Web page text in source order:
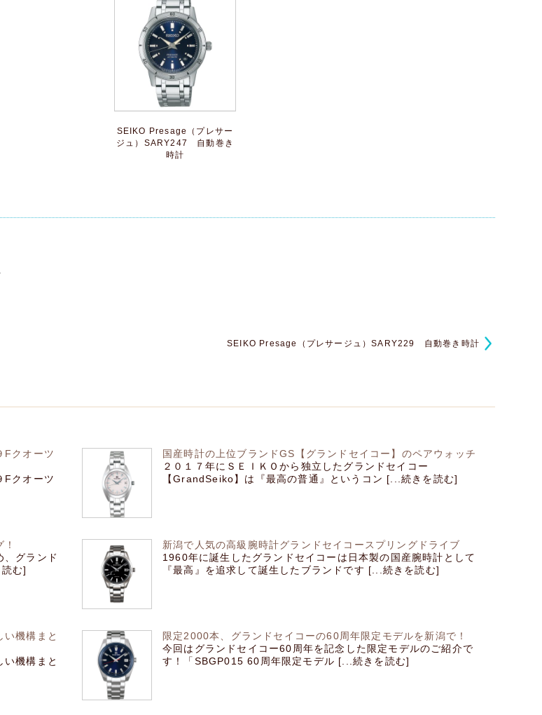
SEIKO Presage（プレサー
ジュ）SARY247 自動巻き
時計
SEIKO Presage（プレサージュ）SARY229 自動巻き時計
Fクオーツ
Fクオーツ
国産時計の上位ブランドGS【グランドセイコー】のペアウォッチ
２０１７年にＳＥＩＫＯから独立したグランドセイコー
【GrandSeiko】は『最高の普通』というコン [...続きを読む]
、グランド
む]
新潟で人気の高級腕時計グランドセイコースプリングドライブ
1960年に誕生したグランドセイコーは日本製の国産腕時計として
『最高』を追求して誕生したブランドです [...続きを読む]
機構まと
機構まと
限定2000本、グランドセイコーの60周年限定モデルを新潟で！
今回はグランドセイコー60周年を記念した限定モデルのご紹介で
す！「SBGP015 60周年限定モデル [...続きを読む]